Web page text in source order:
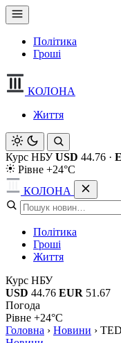
Політика
Гроші
КОЛОНА
Життя
Курс НБУ USD 44.76 ·
Рівне +24°C
КОЛОНА
Політика
Гроші
Життя
Курс НБУ
USD 44.76 EUR 51.67
Погода
Рівне +24°C
Головна › Новини ›